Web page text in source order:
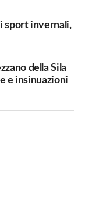
sport invernali,
della Sila
e insinuazioni